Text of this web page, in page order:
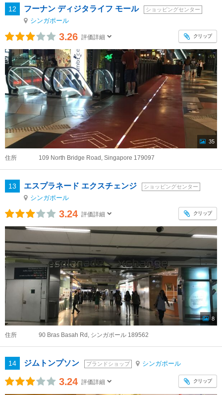
12 フーナン ディジタライフ モール ショッピングセンター
シンガポール
3.26 評価詳細 クリップ
35
住所 109 North Bridge Road, Singapore 179097
13 エスプラネード エクスチェンジ ショッピングセンター
シンガポール
3.24 評価詳細 クリップ
8
住所 90 Bras Basah Rd, シンガポール 189562
14 ジムトンプソン ブランドショップ シンガポール
3.24 評価詳細 クリップ